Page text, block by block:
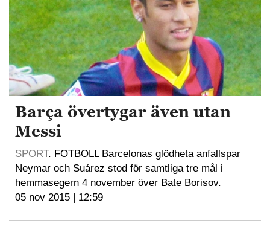
Barça övertygar även utan
Messi
SPORT. FOTBOLL Barcelonas glödheta anfallspar
Neymar och Suárez stod för samtliga tre mål i
hemmasegern 4 november över Bate Borisov.
05 nov 2015 | 12:59